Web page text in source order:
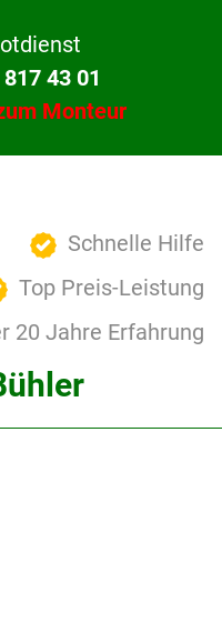
43 01
Monteur
Schnelle Hilfe
Top Preis-Leistung
20 Jahre Erfahrung